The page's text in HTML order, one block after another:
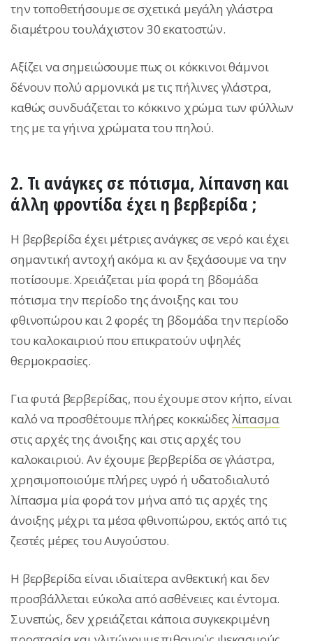
την τοποθετήσουμε σε σχετικά μεγάλη γλάστρα
διαμέτρου τουλάχιστον 30 εκατοστών.
Αξίζει να σημειώσουμε πως οι κόκκινοι θάμνοι
δένουν πολύ αρμονικά με τις πήλινες γλάστρα,
καθώς συνδυάζεται το κόκκινο χρώμα των φύλλων
της με τα γήινα χρώματα του πηλού.
2. Τι ανάγκες σε πότισμα, λίπανση και
άλλη φροντίδα έχει η βερβερίδα ;
Η βερβερίδα έχει μέτριες ανάγκες σε νερό και έχει
σημαντική αντοχή ακόμα κι αν ξεχάσουμε να την
ποτίσουμε. Χρειάζεται μία φορά τη βδομάδα
πότισμα την περίοδο της άνοιξης και του
φθινοπώρου και 2 φορές τη βδομάδα την περίοδο
του καλοκαιριού που επικρατούν υψηλές
θερμοκρασίες.
Για φυτά βερβερίδας, που έχουμε στον κήπο, είναι
καλό να προσθέτουμε πλήρες κοκκώδες λίπασμα
στις αρχές της άνοιξης και στις αρχές του
καλοκαιριού. Αν έχουμε βερβερίδα σε γλάστρα,
χρησιμοποιούμε πλήρες υγρό ή υδατοδιαλυτό
λίπασμα μία φορά τον μήνα από τις αρχές της
άνοιξης μέχρι τα μέσα φθινοπώρου, εκτός από τις
ζεστές μέρες του Αυγούστου.
Η βερβερίδα είναι ιδιαίτερα ανθεκτική και δεν
προσβάλλεται εύκολα από ασθένειες και έντομα.
Συνεπώς, δεν χρειάζεται κάποια συγκεκριμένη